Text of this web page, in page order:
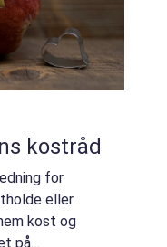
kostråd
for
eller
kost og
på